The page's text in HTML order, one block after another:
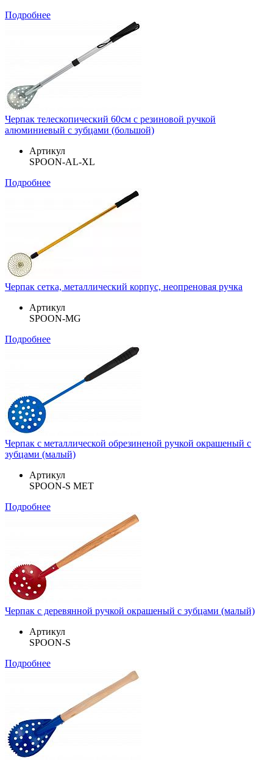
Подробнее
Черпак телескопический 60см с резиновой ручкой
алюминиевый с зубцами (большой)
Артикул
SPOON-AL-XL
Подробнее
Черпак сетка, металлический корпус, неопреновая ручка
Артикул
SPOON-MG
Подробнее
Черпак с металлической обрезиненой ручкой окрашеный с
зубцами (малый)
Артикул
SPOON-S MET
Подробнее
Черпак с деревянной ручкой окрашеный с зубцами (малый)
Артикул
SPOON-S
Подробнее